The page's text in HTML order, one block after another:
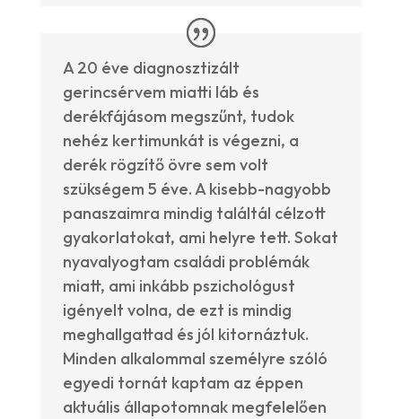
A 20 éve diagnosztizált
gerincsérvem miatti láb és
derékfájásom megszűnt, tudok
nehéz kertimunkát is végezni, a
derék rögzítő övre sem volt
szükségem 5 éve. A kisebb-nagyobb
panaszaimra mindig találtál célzott
gyakorlatokat, ami helyre tett. Sokat
nyavalyogtam családi problémák
miatt, ami inkább pszichológust
igényelt volna, de ezt is mindig
meghallgattad és jól kitornáztuk.
Minden alkalommal személyre szóló
egyedi tornát kaptam az éppen
aktuális állapotomnak megfelelően